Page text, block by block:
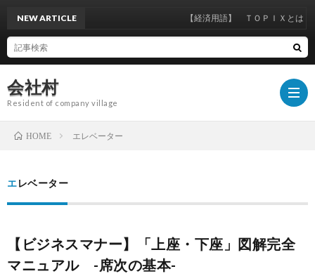
会社村
Resident of company village
ジ
ネ
経
済
Ｌ
NEW ARTICLE 【経済用語】 ＴＯＰＩＸとは
HOME エレベーター
エレベーター
【ビジネスマナー】「上座・下座」図解完全
マニュアル -席次の基本-